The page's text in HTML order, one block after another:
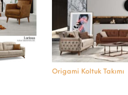
Origami Koltuk Takımı